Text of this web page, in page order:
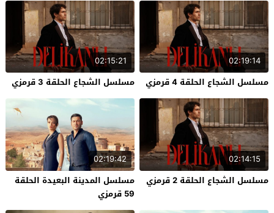
02:19:14
مسلسل الشجاع الحلقة 4 قرمزي
02:15:21
مسلسل الشجاع الحلقة 3 قرمزي
02:14:15
مسلسل الشجاع الحلقة 2 قرمزي
02:19:42
مسلسل المدينة البعيدة الحلقة
59 قرمزي